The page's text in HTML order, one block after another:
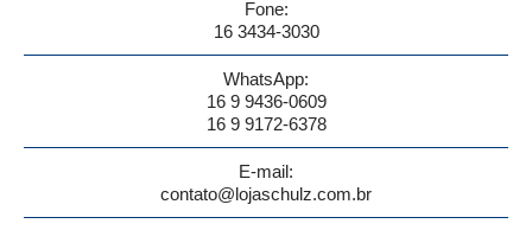
Fone:
16 3434-3030
WhatsApp:
16 9 9436-0609
16 9 9172-6378
E-mail:
contato@lojaschulz.com.br